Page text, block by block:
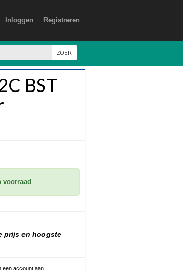
Inloggen Registreren
ZOEK
BST
voorraad
prijs en hoogste
een account aan.